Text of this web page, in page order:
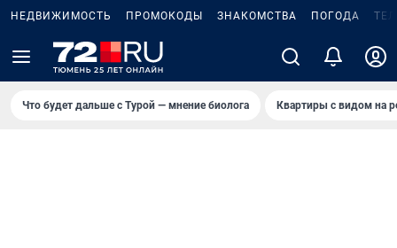
НЕДВИЖИМОСТЬ ПРОМОКОДЫ ЗНАКОМСТВА ПОГОДА
Что будет дальше с Турой — мнение биолога Квартиры с видом на